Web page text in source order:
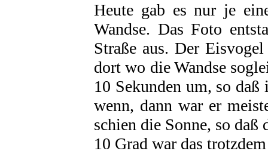
Heute gab es nur je
Wandse. Das Foto
Straße aus. Der
dort wo die Wandse
10 Sekunden um, so
wenn, dann war er
schien die Sonne, so
10 Grad war das